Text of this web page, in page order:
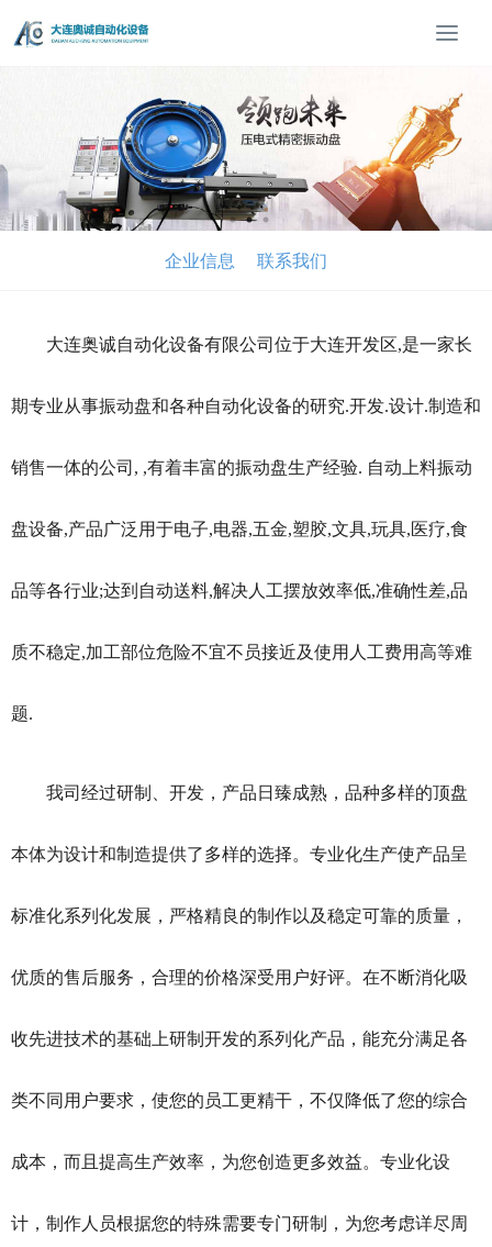
T
g
l
e
a
v
i
n
企业信息 联系我们
大连奥诚自动化设备有限公司位于大连开发区,是一家长
期专业从事振动盘和各种自动化设备的研究.开发.设计.制造和
销售一体的公司, ,有着丰富的振动盘生产经验. 自动上料振动
盘设备,产品广泛用于电子,电器,五金,塑胶,文具,玩具,医疗,食
品等各行业;达到自动送料,解决人工摆放效率低,准确性差,品
质不稳定,加工部位危险不宜不员接近及使用人工费用高等难
题.
我司经过研制、开发，产品日臻成熟，品种多样的顶盘
本体为设计和制造提供了多样的选择。专业化生产使产品呈
标准化系列化发展，严格精良的制作以及稳定可靠的质量，
优质的售后服务，合理的价格深受用户好评。在不断消化吸
收先进技术的基础上研制开发的系列化产品，能充分满足各
类不同用户要求，使您的员工更精干，不仅降低了您的综合
成本，而且提高生产效率，为您创造更多效益。专业化设
计，制作人员根据您的特殊需要专门研制，为您考虑详尽周